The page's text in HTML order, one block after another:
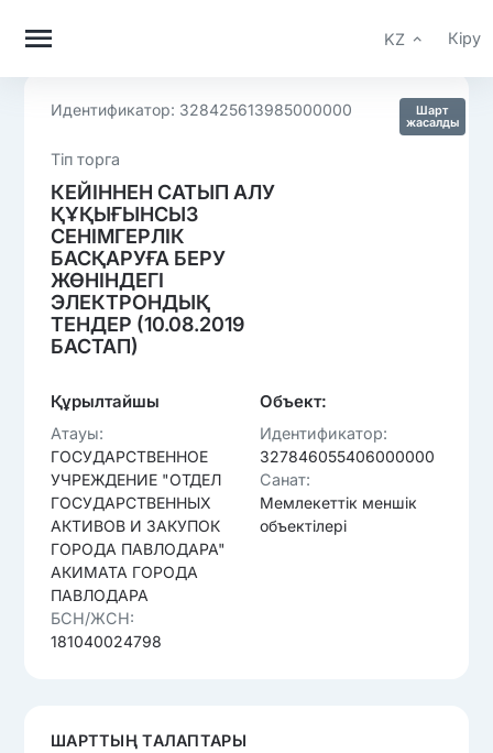
KZ Кіру
Идентификатор: 328425613985000000
Тiп торга
КЕЙІННЕН САТЫП АЛУ
ҚҰҚЫҒЫНСЫЗ
СЕНІМГЕРЛІК
БАСҚАРУҒА БЕРУ
ЖӨНІНДЕГІ
ЭЛЕКТРОНДЫҚ
ТЕНДЕР (10.08.2019
БАСТАП)
Шарт
жасалды
Құрылтайшы
Атауы:
ГОСУДАРСТВЕННОЕ
УЧРЕЖДЕНИЕ "ОТДЕЛ
ГОСУДАРСТВЕННЫХ
АКТИВОВ И ЗАКУПОК
ГОРОДА ПАВЛОДАРА"
АКИМАТА ГОРОДА
ПАВЛОДАРА
БСН/ЖСН:
181040024798
Объект:
Идентификатор:
327846055406000000
Санат:
Мемлекеттік меншік
объектілері
ШАРТТЫҢ ТАЛАПТАРЫ